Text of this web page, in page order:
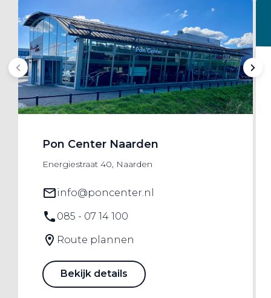
Pon Center Naarden
Energiestraat 40, Naarden
info@poncenter.nl
085 - 07 14 100
Route plannen
Bekijk details